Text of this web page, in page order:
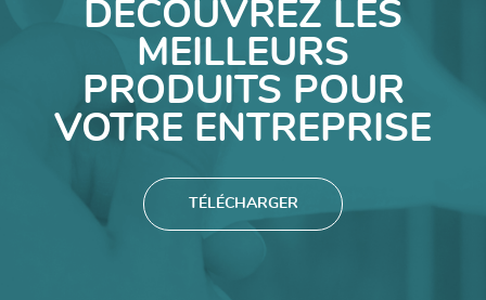
DÉCOUVREZ LES
MEILLEURS
PRODUITS POUR
VOTRE ENTREPRISE
TÉLÉCHARGER